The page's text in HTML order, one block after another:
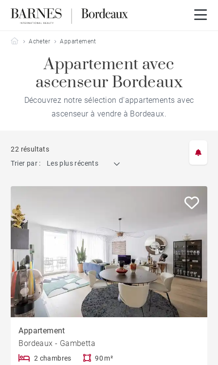
Barnes Bordeaux
Acheter Appartement
Appartement avec
ascenseur Bordeaux
Découvrez notre sélection d'appartements avec
ascenseur à vendre à Bordeaux.
22 résultats
Trier par :
Les plus récents
Appartement
Bordeaux - Gambetta
2 chambres 90 m²